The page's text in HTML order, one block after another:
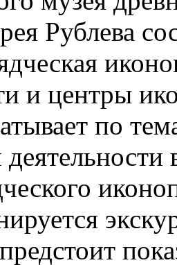
Рублева
и центры
по